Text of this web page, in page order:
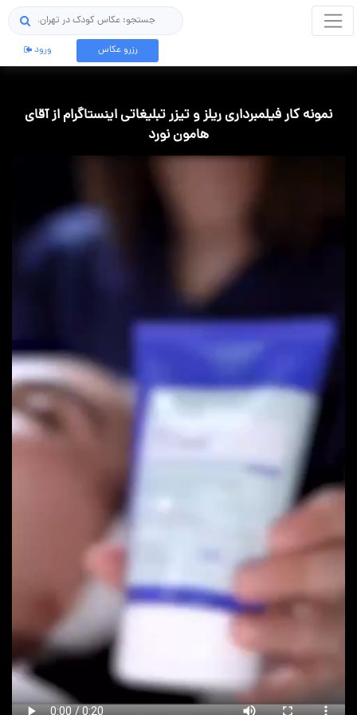
جستجو
رزرو عکاس ورود
نمونه کار فیلمبرداری ریلز و تیزر تبلیغاتی اینستاگرام از آقای
هامون نورد